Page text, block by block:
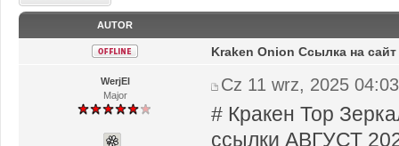
AUTOR
WerjEl
Major
Kraken Onion Ссылка на
Cz 11 wrz, 2025 04:03
# Кракен Тор
ссылки АВГУСТ